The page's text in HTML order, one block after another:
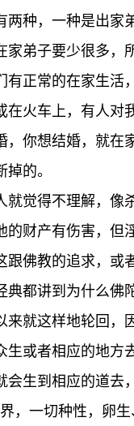
两种，一种是出家
家弟子要少很多，
有正常的在家生活
在火车上，有人对
，你想结婚，就在
的。
就觉得不理解，像
的财产有伤害，但
跟佛教的追求，或
典都讲到为什么佛
来就这样地轮回，
生或者相应的地方
会生到相应的道去
，一切种性，卵